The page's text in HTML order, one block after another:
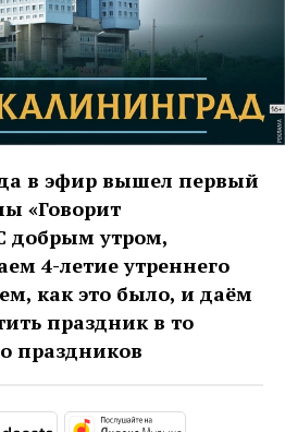
в эфир вышел первый
«Говорит
добрым утром,
4-летие утреннего
как это было, и даём
праздник в то
праздников